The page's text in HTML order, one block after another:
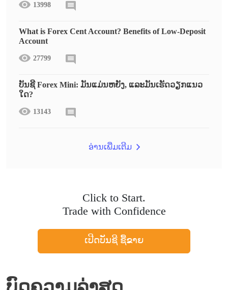
13998
What is Forex Cent Account? Benefits of Low-Deposit
Account
27799
ບັນຊີ Forex Mini: ມັນແມ່ນຫຍັງ, ແລະມັນເຮັດວຽກແນວ
ໃດ?
13143
ອ່ານເພີ່ມເຕີມ
Click to Start.
Trade with Confidence
ເປີດບັນຊີ ຊື້ຂາຍ